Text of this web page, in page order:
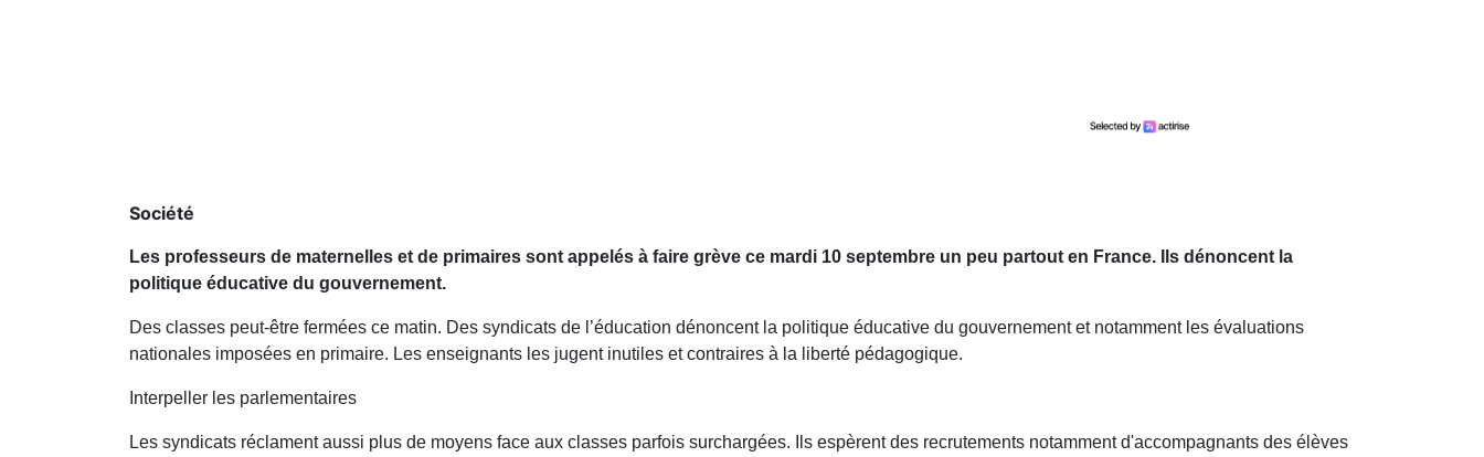
Société
Les professeurs de maternelles et de primaires sont appelés à faire grève ce mardi 10 septembre un peu partout en France. Ils dénoncent la
politique éducative du gouvernement.
Des classes peut-être fermées ce matin. Des syndicats de l’éducation dénoncent la politique éducative du gouvernement et notamment les évaluations
nationales imposées en primaire. Les enseignants les jugent inutiles et contraires à la liberté pédagogique.
Interpeller les parlementaires
Les syndicats réclament aussi plus de moyens face aux classes parfois surchargées. Ils espèrent des recrutements notamment d'accompagnants des élèves